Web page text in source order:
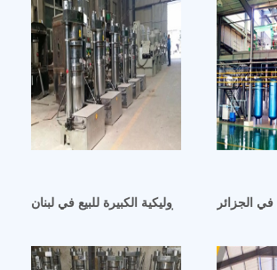
الصويا الهيدروليكية الكبيرة للبيع في لبنان
الجزائر